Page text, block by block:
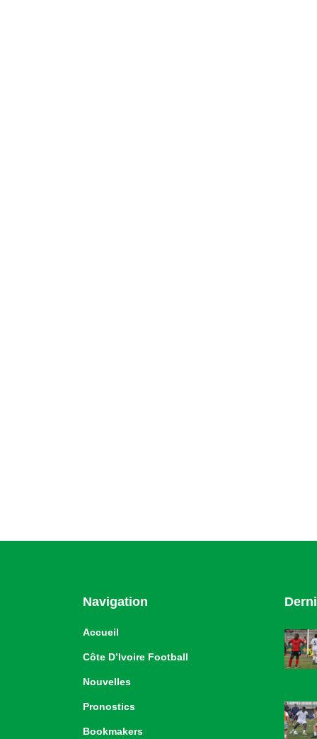
Navigation
Accueil
Côte D’Ivoire Football
Nouvelles
Pronostics
Bookmakers